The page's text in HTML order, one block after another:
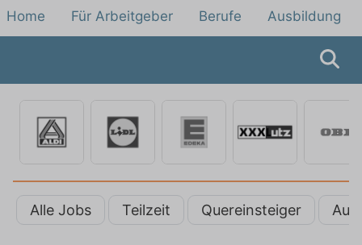
Home Für Arbeitgeber Berufe Ausbildung
Alle Jobs Teilzeit Quereinsteiger